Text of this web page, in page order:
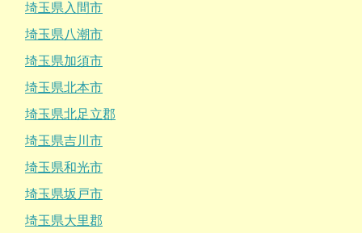
埼玉県入間市
埼玉県八潮市
埼玉県加須市
埼玉県北本市
埼玉県北足立郡
埼玉県吉川市
埼玉県和光市
埼玉県坂戸市
埼玉県大里郡